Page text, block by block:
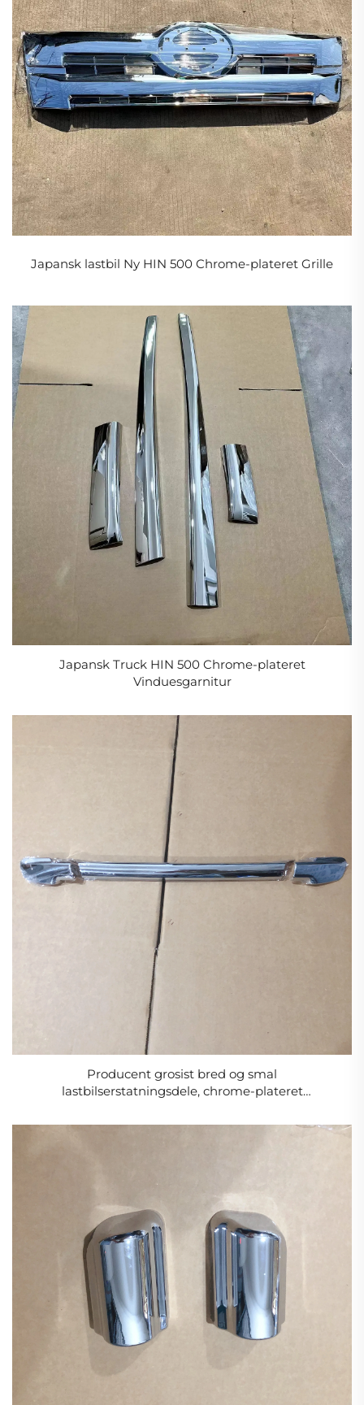
Japansk lastbil Ny HIN 500 Chrome-plateret Grille
Japansk Truck HIN 500 Chrome-plateret
Vinduesgarnitur
Producent grosist bred og smal
lastbilserstatningsdele, chrome-plateret
HINO MEGA/VICTOR